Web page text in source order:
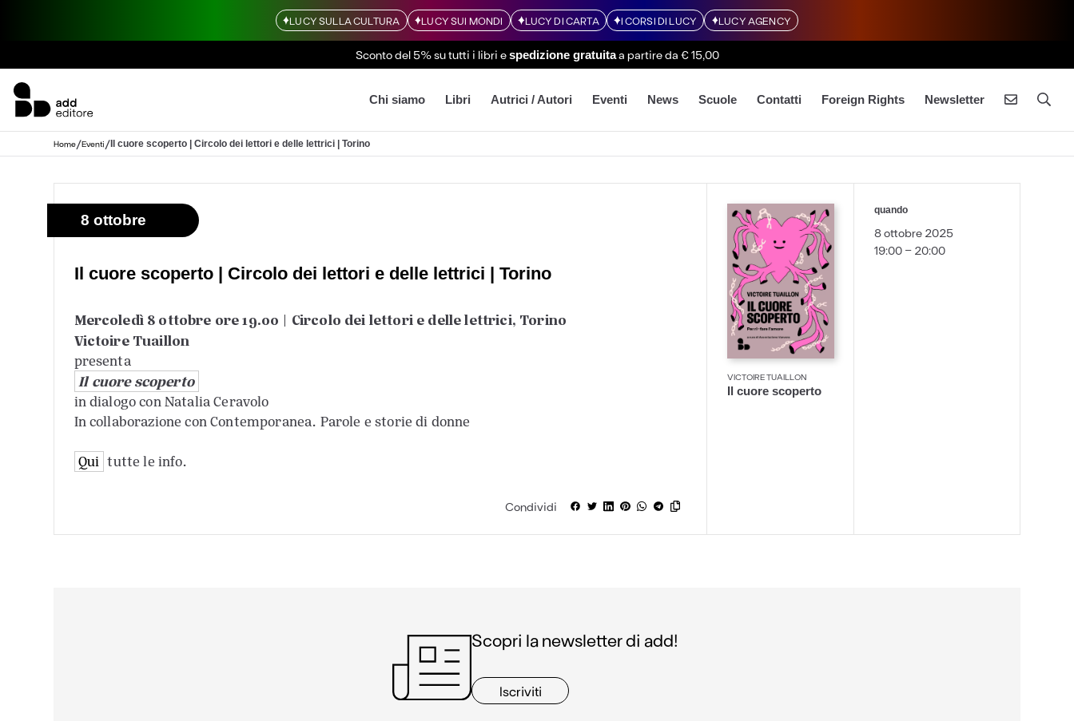
LUCY SULLA CULTURA LUCY SUI MONDI LUCY DI CARTA I CORSI DI LUCY LUCY AGENCY
Sconto del 5% su tutti i libri espedizione gratuitaa partire da € 15,00
Chi siamo Libri Autrici / Autori Eventi News Scuole Contatti Foreign Rights Newsletter
Home/Eventi/Il cuore scoperto | Circolo dei lettori e delle lettrici | Torino
8 ottobre
Il cuore scoperto | Circolo dei lettori e delle lettrici | Torino
Mercoledì 8 ottobre ore 19.00 | Circolo dei lettori e delle lettrici, Torino
Victoire Tuaillon
presenta
Il cuore scoperto
in dialogo con Natalia Ceravolo
In collaborazione con Contemporanea. Parole e storie di donne
Qui tutte le info.
Condividi
VICTOIRE TUAILLON
Il cuore scoperto
quando
8 ottobre 2025
19:00 - 20:00
Scopri la newsletter di add!
Iscriviti